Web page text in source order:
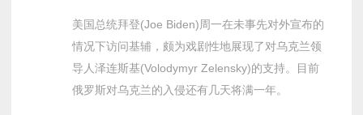
美国总统拜登(Joe Biden)周一在未事先对外宣布的
情况下访问基辅，颇为戏剧性地展现了对乌克兰领
导人泽连斯基(Volodymyr Zelensky)的支持。目前
俄罗斯对乌克兰的入侵还有几天将满一年。